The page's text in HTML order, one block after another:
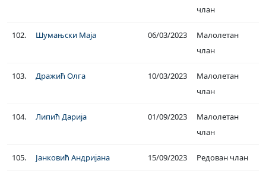
члан
102. Шумањски Маја 06/03/2023
Малолетан
члан
103. Дражић Олга 10/03/2023
Малолетан
члан
104. Липић Дарија 01/09/2023
Малолетан
члан
105. Јанковић Андријана 15/09/2023 Редован члан